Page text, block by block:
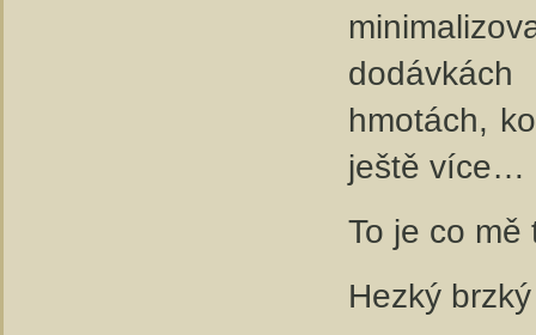
hmotách,
ještě více…
To je co
Hezký